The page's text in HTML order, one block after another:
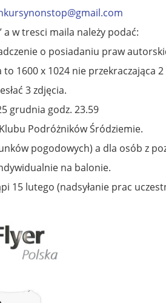
w tresci maila należy podać:
o posiadaniu praw
1600 x 1024 nie przekraczająca 2
3 zdjęcia.
grudnia godz. 23.59
Podróżników Śródziemie.
pogodowych) a dla osób z
na balonie.
15 lutego (nadsyłanie prac